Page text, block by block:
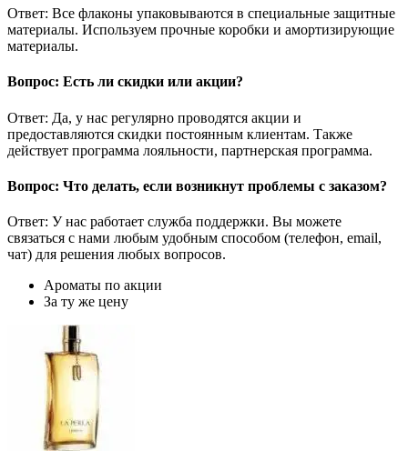
Ответ: Все флаконы упаковываются в специальные защитные
материалы. Используем прочные коробки и амортизирующие
материалы.
Вопрос: Есть ли скидки или акции?
Ответ: Да, у нас регулярно проводятся акции и
предоставляются скидки постоянным клиентам. Также
действует программа лояльности, партнерская программа.
Вопрос: Что делать, если возникнут проблемы с заказом?
Ответ: У нас работает служба поддержки. Вы можете
связаться с нами любым удобным способом (телефон, email,
чат) для решения любых вопросов.
Ароматы по акции
За ту же цену